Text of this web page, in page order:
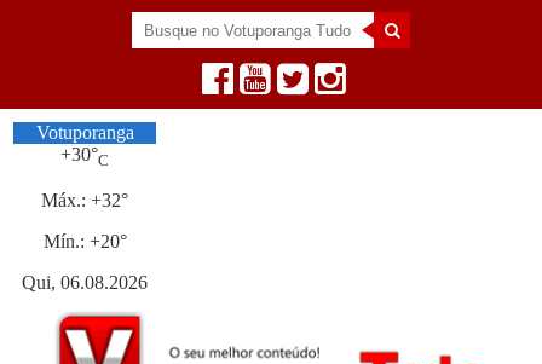
Votuporanga
+30°C
Máx.:+32°
Mín.: +20°
Qui, 06.08.2026